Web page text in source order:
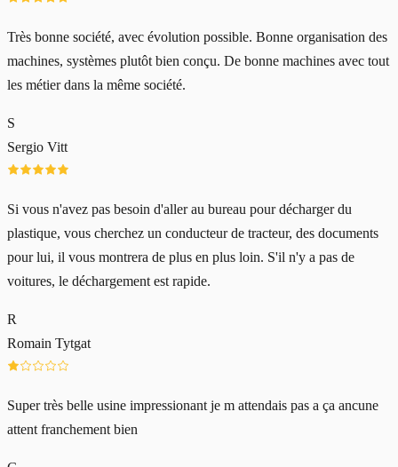
Très bonne société, avec évolution possible. Bonne organisation des
machines, systèmes plutôt bien conçu. De bonne machines avec tout
les métier dans la même société.
S
Sergio Vitt
Si vous n'avez pas besoin d'aller au bureau pour décharger du
plastique, vous cherchez un conducteur de tracteur, des documents
pour lui, il vous montrera de plus en plus loin. S'il n'y a pas de
voitures, le déchargement est rapide.
R
Romain Tytgat
Super très belle usine impressionant je m attendais pas a ça ancune
attent franchement bien